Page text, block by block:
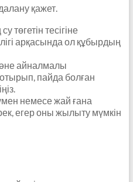
қажет.
төгетін тесігіне
арқасында ол құбырдың
айналмалы
пайда болған
немесе жай ғана
егер оны жылыту мүмкін